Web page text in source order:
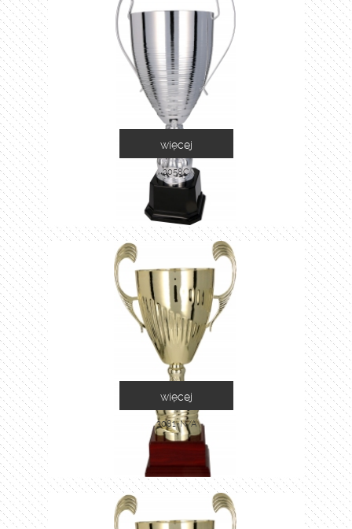
2058C
więcej
3081-N/A
więcej